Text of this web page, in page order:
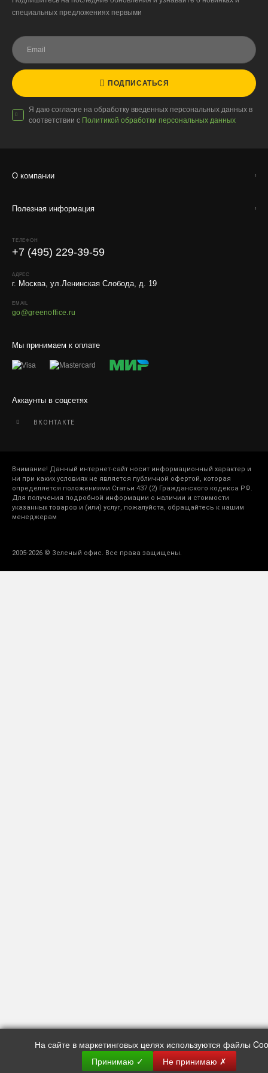
специальных предложениях первыми
ПОДПИСАТЬСЯ
Я даю согласие на обработку введенных персональных данных в
соответствии с Политикой обработки персональных данных
О компании
Полезная информация
Мы принимаем к оплате
Аккаунты в соцсетях
ВКОНТАКТЕ
ТЕЛЕФОН
+7 (495) 229-39-59
АДРЕС
г. Москва, ул.Ленинская Слобода, д. 19
EMAIL
go@greenoffice.ru
Внимание! Данный интернет-сайт носит информационный характер и
ни при каких условиях не является публичной офертой, которая
определяется положениями Статьи 437 (2) Гражданского кодекса РФ.
Для получения подробной информации о наличии и стоимости
указанных товаров и (или) услуг, пожалуйста, обращайтесь к нашим
менеджерам
2005-2026 © Зеленый офис. Все права защищены.
Помочь с выбором?
Быстро отвечаем в мессенджерах!
На сайте в маркетинговых целях используются файлы
Принимаю ✓ Не принимаю✗